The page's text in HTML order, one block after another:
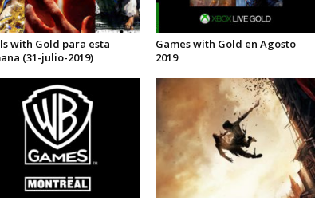
with Gold para esta
(31-julio-2019)
Games with Gold en Agosto
2019